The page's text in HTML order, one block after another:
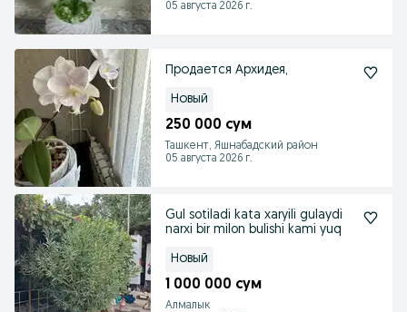
05 августа 2026 г.
Продается Архидея,
Новый
250 000 сум
Ташкент, Яшнабадский район
05 августа 2026 г.
Gul sotiladi kata xaryili gulaydi
narxi bir milon bulishi kami yuq
Новый
1 000 000 сум
Алмалык